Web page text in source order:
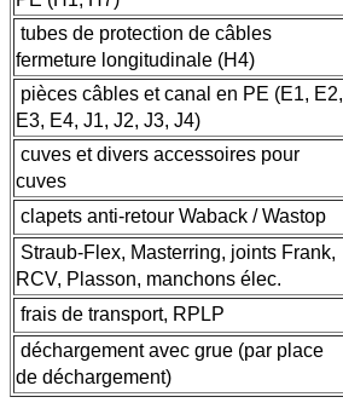
tubes de protection de câbles
fermeture longitudinale (H4)
pièces câbles et canal en PE (E1, E2,
E3, E4, J1, J2, J3, J4)
cuves et divers accessoires pour
cuves
clapets anti-retour Waback / Wastop
Straub-Flex, Masterring, joints Frank,
RCV, Plasson, manchons élec.
frais de transport, RPLP
déchargement avec grue (par place
de déchargement)